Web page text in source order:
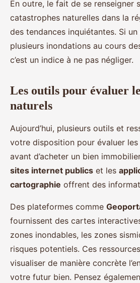
En outre, le fait de se renseigner
catastrophes naturelles dans la
des tendances inquiétantes. Si
plusieurs inondations au cours
c’est un indice à ne pas négliger.
Les outils pour évaluer
naturels
Aujourd’hui, plusieurs outils et
votre disposition pour évaluer les
avant d’acheter un bien
sites internet publics et les
cartographie offrent des
Des plateformes comme
fournissent des cartes
zones inondables, les zones
risques potentiels. Ces
visualiser de manière concrète
votre futur bien. Pensez